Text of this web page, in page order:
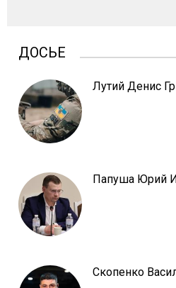
ДОСЬЕ
Лутий Денис
Папуша Юрий
Скопенко